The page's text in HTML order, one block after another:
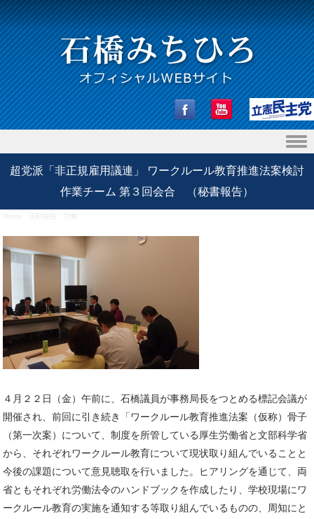
Skip to content
超党派「非正規雇用議連」 ワークルール教育推進法案検討
作業チーム 第３回会合 （秘書報告）
４月２２日（金）午前に、石橋議員が事務局長をつとめる標記会議が
開催され、前回に引き続き「ワークルール教育推進法案（仮称）骨子
（第一次案）について、制度を所管している厚生労働省と文部科学省
から、それぞれワークルール教育について現状取り組んでいることと
今後の課題について意見聴取を行いました。ヒアリングを通じて、両
省ともそれぞれ労働法令のハンドブックを作成したり、学校現場にワ
ークルール教育の実施を通知する等取り組んでいるものの、周知にと